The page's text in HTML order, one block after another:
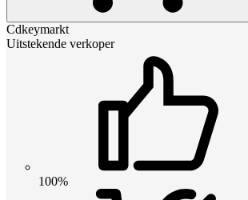
Cdkeymarkt
Uitstekende verkoper
100%